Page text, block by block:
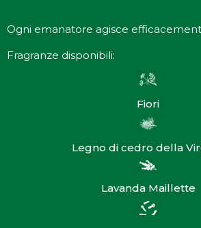
Ogni emanatore agisce
Fragranze disponibili:
Fiori
Legno di cedro della
Lavanda Maillette